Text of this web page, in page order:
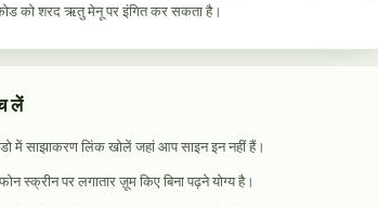
को शरद ऋतु मेनू पर इंगित कर सकता है।
लें
में साझाकरण लिंक खोलें जहां आप साइन इन नहीं हैं।
स्क्रीन पर लगातार ज़ूम किए बिना पढ़ने योग्य है।